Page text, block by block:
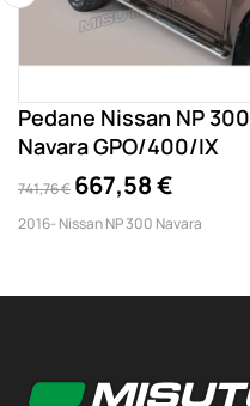
Pedane Nissan NP 300
Navara GPO/400/IX
741,76 € 667,58 €
2016- Nissan NP 300 Navara